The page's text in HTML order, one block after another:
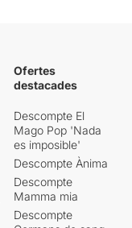
Ofertes
destacades
Descompte El
Mago Pop 'Nada
es imposible'
Descompte Ànima
Descompte
Mamma mia
Descompte